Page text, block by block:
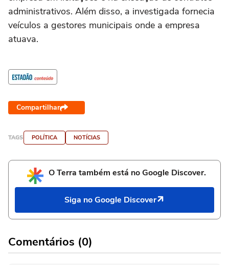
administrativos. Além disso, a investigada fornecia
veículos a gestores municipais onde a empresa
atuava.
Compartilhar
TAGS POLÍTICA NOTÍCIAS
O Terra também está no Google Discover.
Siga no Google Discover
Comentários (0)